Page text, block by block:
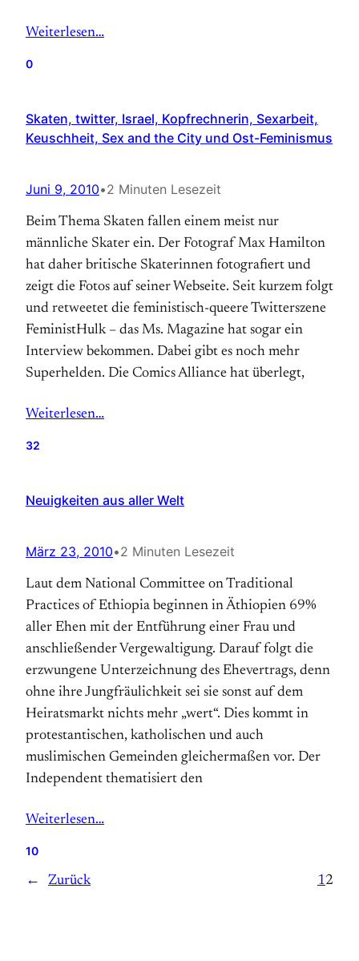
Weiterlesen…
0
Skaten, twitter, Israel, Kopfrechnerin, Sexarbeit,
Keuschheit, Sex and the City und Ost-Feminismus
Juni 9, 2010•2 Minuten Lesezeit
Beim Thema Skaten fallen einem meist nur
männliche Skater ein. Der Fotograf Max Hamilton
hat daher britische Skaterinnen fotografiert und
zeigt die Fotos auf seiner Webseite. Seit kurzem folgt
und retweetet die feministisch-queere Twitterszene
FeministHulk – das Ms. Magazine hat sogar ein
Interview bekommen. Dabei gibt es noch mehr
Superhelden. Die Comics Alliance hat überlegt,
Weiterlesen…
32
Neuigkeiten aus aller Welt
März 23, 2010•2 Minuten Lesezeit
Laut dem National Committee on Traditional
Practices of Ethiopia beginnen in Äthiopien 69%
aller Ehen mit der Entführung einer Frau und
anschließender Vergewaltigung. Darauf folgt die
erzwungene Unterzeichnung des Ehevertrags, denn
ohne ihre Jungfräulichkeit sei sie sonst auf dem
Heiratsmarkt nichts mehr „wert“. Dies kommt in
protestantischen, katholischen und auch
muslimischen Gemeinden gleichermaßen vor. Der
Independent thematisiert den
Weiterlesen…
10
← Zurück 12